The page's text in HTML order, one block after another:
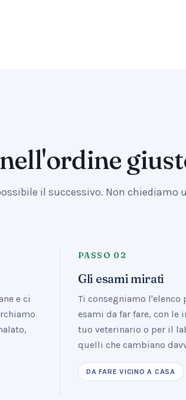
il successivo. Non chiediamo
e ci
PASSO 02
Gli esami mirati
Ti consegniamo l'elenco
esami da far fare, con le
tuo veterinario o per il
quelli che cambiano
DA FARE VICINO A CASA